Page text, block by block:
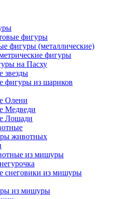
фигуры
фигуры (металлические)
фигуры
на Пасху
звезды
фигуры из шариков
Олени
Медведи
Лошади
животных
из мишуры
снеговики из мишуры
из мишуры